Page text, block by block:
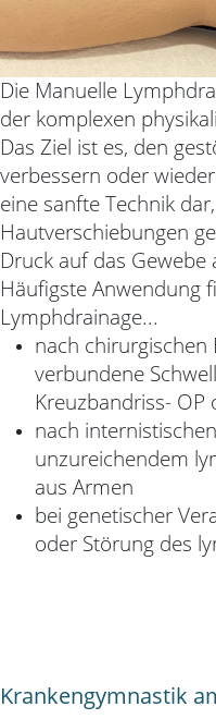
Die Manuelle
der komplexen
Das Ziel ist es, den
verbessern oder
eine sanfte Technik
Hautverschiebungen
Druck auf das Gewebe
Häufigste Anwendung
Lymphdrainage...
nach
verbundene
Kreuzbandriss- OP
nach
unzureichendem
aus Armen
bei genetischer
oder Störung des
Krankengymnastik